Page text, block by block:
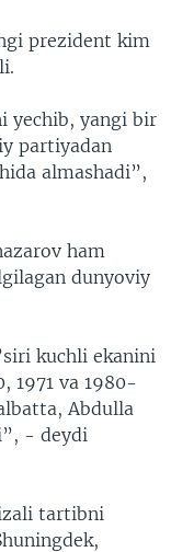
prezident kim
yechib, yangi bir
partiyadan
almashadi”,
ham
dunyoviy
kuchli ekanini
1971 va 1980-
Abdulla
- deydi
tartibni